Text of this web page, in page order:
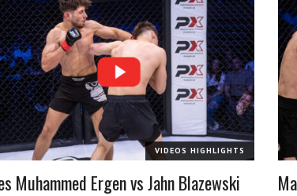
VIDEOS HIGHLIGHTS
Muhammed Ergen vs Jahn Blazewski